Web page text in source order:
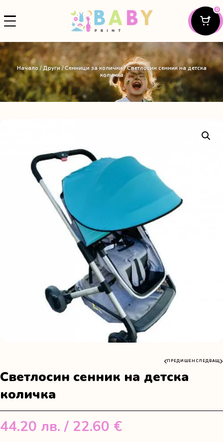
0
Начало/Други/Сенници за колички/ Светлосин сенник на детска
количка
ПРЕДИШЕН СЛЕДВАЩ
Светлосин сенник на детска
количка
44.20 лв. / 22.60 €